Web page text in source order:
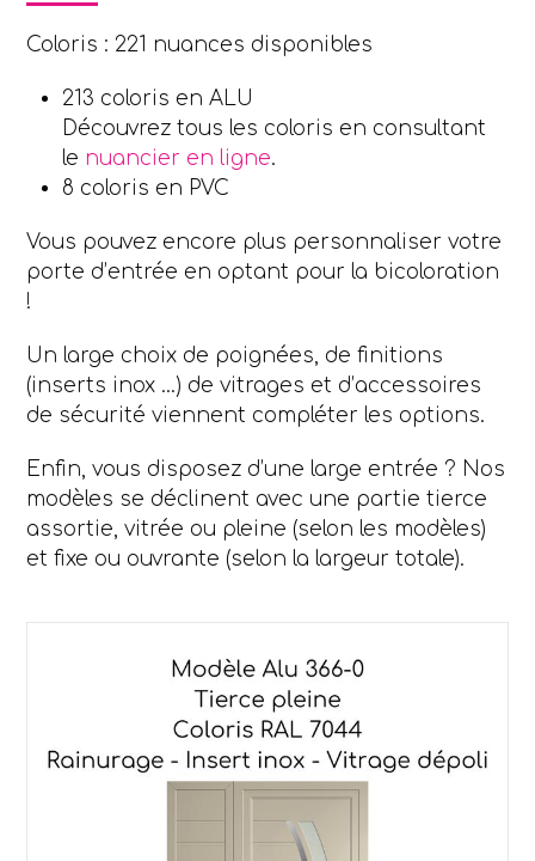
Coloris : 221 nuances disponibles
213 coloris en ALU
Découvrez tous les coloris en consultant
le nuancier en ligne.
8 coloris en PVC
Vous pouvez encore plus personnaliser votre
porte d’entrée en optant pour la bicoloration
!
Un large choix de poignées, de finitions
(inserts inox …) de vitrages et d’accessoires
de sécurité viennent compléter les options.
Enfin, vous disposez d’une large entrée ? Nos
modèles se déclinent avec une partie tierce
assortie, vitrée ou pleine (selon les modèles)
et fixe ou ouvrante (selon la largeur totale).
right